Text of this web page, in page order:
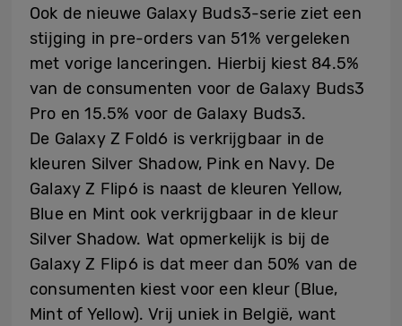
Ook de nieuwe Galaxy Buds3-serie ziet een
stijging in pre-orders van 51% vergeleken
met vorige lanceringen. Hierbij kiest 84.5%
van de consumenten voor de Galaxy Buds3
Pro en 15.5% voor de Galaxy Buds3.
De Galaxy Z Fold6 is verkrijgbaar in de
kleuren Silver Shadow, Pink en Navy. De
Galaxy Z Flip6 is naast de kleuren Yellow,
Blue en Mint ook verkrijgbaar in de kleur
Silver Shadow. Wat opmerkelijk is bij de
Galaxy Z Flip6 is dat meer dan 50% van de
consumenten kiest voor een kleur (Blue,
Mint of Yellow). Vrij uniek in België, want